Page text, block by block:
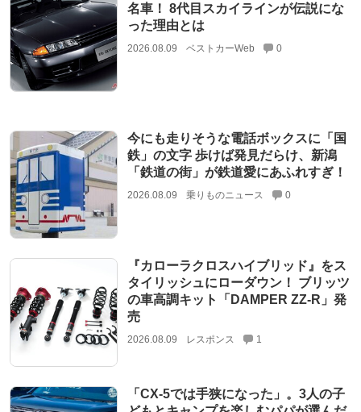
名車！ 8代目スカイラインが伝説にな
った理由とは
2026.08.09 ベストカーWeb 0
今にも走りそうな電話ボックスに「国
鉄」の文字 歩けば発見だらけ、新潟
「鉄道の街」が鉄道愛にあふれすぎ！
2026.08.09 乗りものニュース 0
『カローラクロスハイブリッド』をス
タイリッシュにローダウン！ ブリッツ
の車高調キット「DAMPER ZZ-R」発
売
2026.08.09 レスポンス 1
「CX-5では手狭になった」。3人の子